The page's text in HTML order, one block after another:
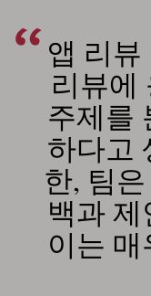
앱 리
리뷰에
주제를
하다고
한, 팀
백과
이는